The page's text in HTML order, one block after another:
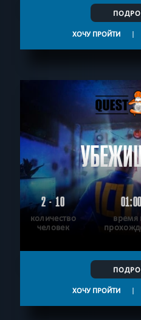
ХОЧУ ПРОЙТИ |
2 - 10
количество
человек
время
ХОЧУ ПРОЙТИ |